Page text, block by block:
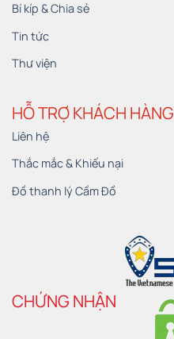
Bí kíp & Chia sẻ
Tin tức
Thư viện
HỖ TRỢ KHÁCH HÀNG
Liên hệ
Thắc mắc & Khiếu nại
Đồ thanh lý Cầm Đồ
CHỨNG NHẬN